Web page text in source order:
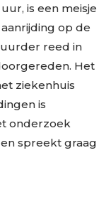
is een meisje
op de
reed in
Het
ziekenhuis
is
onderzoek
spreekt graag